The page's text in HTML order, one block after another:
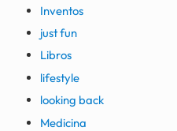
Inventos
just fun
Libros
lifestyle
looking back
Medicina